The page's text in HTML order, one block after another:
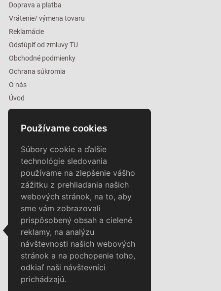
Používame cookies
Súbory cookie a ďalšie
technológie sledovania
používame na zlepšenie vášho
zážitku z prehliadania našich
webových stránok, na to, aby
sme vám zobrazovali
prispôsobený obsah a cielené
reklamy, na analýzu
návštevnosti našich webových
stránok a na pochopenie toho,
odkiaľ naši návštevníci
prichádzajú.
Doprava a platba
Vrátenie/ výmena tovaru
Reklamácie
Odstúpiť od zmluvy TU
Obchodné podmienky
Ochrana súkromia
O nás
Úvod
Značky
KONTAKT
KURTMAN, s.r.o.
Parková ulica 585/8
919 42 Voderady
+421 911 555 818
zosrdca@lovel.sk
Facebook
You Tube
Instagram